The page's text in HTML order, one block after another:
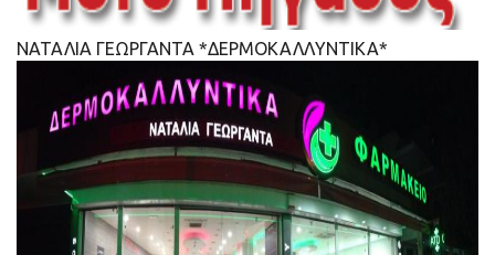
ΝΑΤΑΛΙΑ ΓΕΩΡΓΑΝΤΑ *ΔΕΡΜΟΚΑΛΛΥΝΤΙΚΑ*